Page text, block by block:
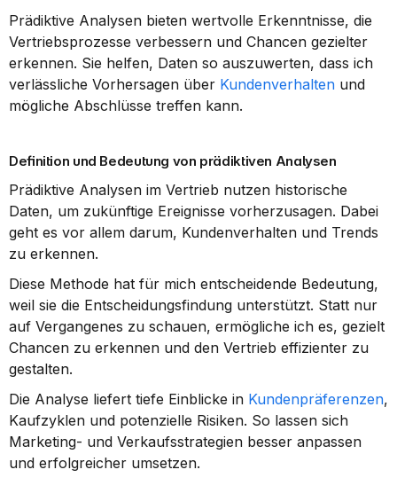
Prädiktive Analysen bieten wertvolle Erkenntnisse, die
Vertriebsprozesse verbessern und Chancen gezielter
erkennen. Sie helfen, Daten so auszuwerten, dass ich
verlässliche Vorhersagen über Kundenverhalten und
mögliche Abschlüsse treffen kann.
Definition und Bedeutung von prädiktiven Analysen
Prädiktive Analysen im Vertrieb nutzen historische
Daten, um zukünftige Ereignisse vorherzusagen. Dabei
geht es vor allem darum, Kundenverhalten und Trends
zu erkennen.
Diese Methode hat für mich entscheidende Bedeutung,
weil sie die Entscheidungsfindung unterstützt. Statt nur
auf Vergangenes zu schauen, ermögliche ich es, gezielt
Chancen zu erkennen und den Vertrieb effizienter zu
gestalten.
Die Analyse liefert tiefe Einblicke in Kundenpräferenzen,
Kaufzyklen und potenzielle Risiken. So lassen sich
Marketing- und Verkaufsstrategien besser anpassen
und erfolgreicher umsetzen.